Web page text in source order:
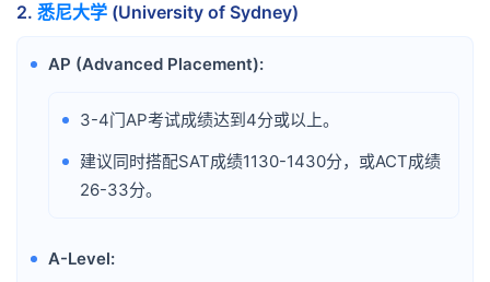
2. 悉尼大学 (University of Sydney)
• AP (Advanced Placement):
• 3-4门AP考试成绩达到4分或以上。
•
建议同时搭配SAT成绩1130-1430分，或ACT成绩
26-33分。
• A-Level: